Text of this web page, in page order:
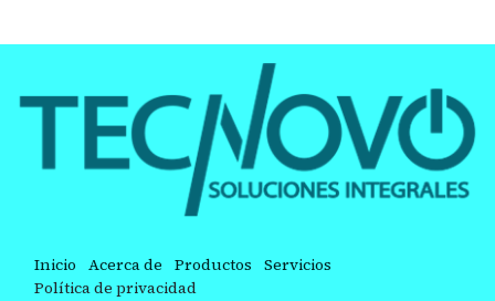
Inicio Acerca de Productos Servicios
Política de privacidad